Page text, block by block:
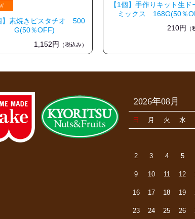
】素焼きピスタチオ 500
G(50％OFF)
1,152円
（税込み）
【1個】手作りキット生ド
ミックス 168G(50％
210円
（
2026年08月
日 月 火 水
2 3 4 5
9 10 11 12
16 17 18 19
23 24 25 26